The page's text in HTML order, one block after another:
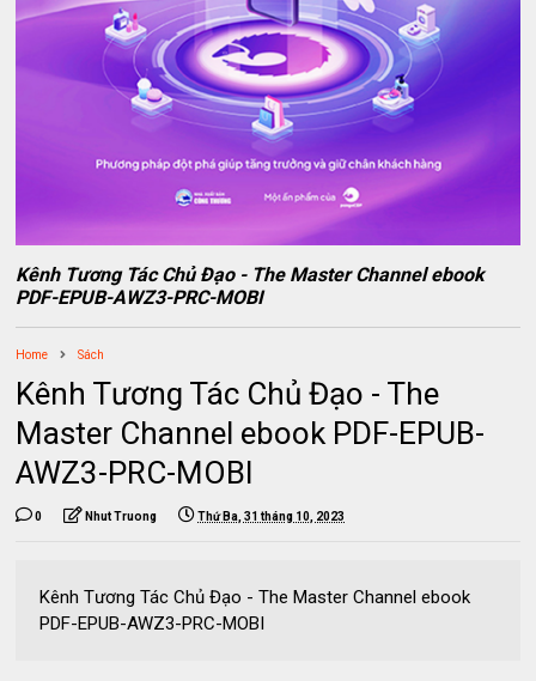
Kênh Tương Tác Chủ Đạo - The Master Channel ebook
PDF-EPUB-AWZ3-PRC-MOBI
Home Sách
Kênh Tương Tác Chủ Đạo - The
Master Channel ebook PDF-EPUB-
AWZ3-PRC-MOBI
0 Nhut Truong Thứ Ba, 31 tháng 10, 2023
Kênh Tương Tác Chủ Đạo - The Master Channel ebook
PDF-EPUB-AWZ3-PRC-MOBI